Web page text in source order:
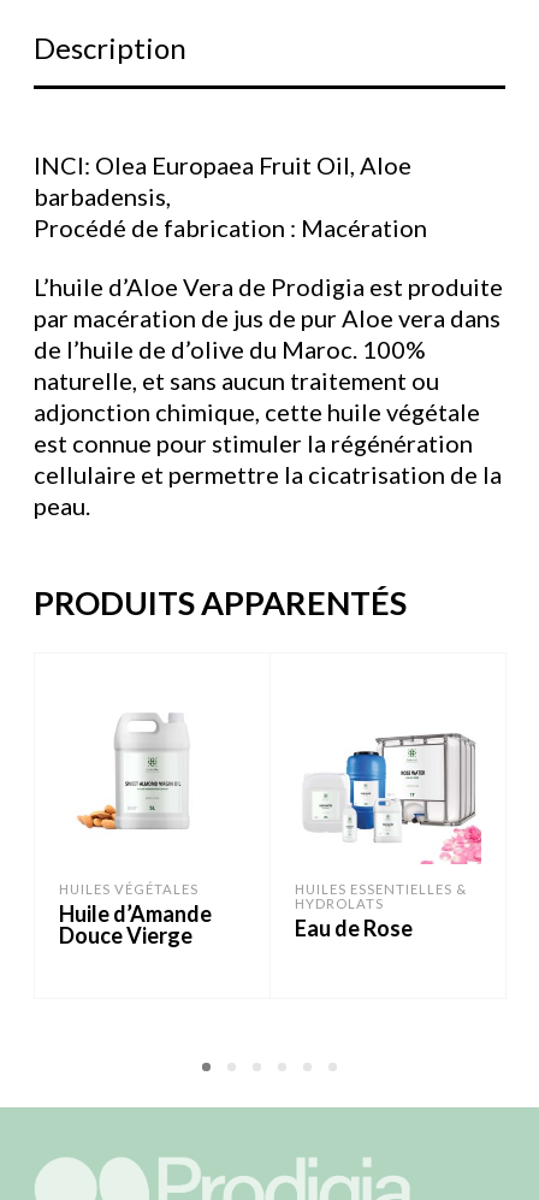
Description
INCI: Olea Europaea Fruit Oil, Aloe
barbadensis,
Procédé de fabrication : Macération
L’huile d’Aloe Vera de Prodigia est produite
par macération de jus de pur Aloe vera dans
de l’huile de d’olive du Maroc. 100%
naturelle, et sans aucun traitement ou
adjonction chimique, cette huile végétale
est connue pour stimuler la régénération
cellulaire et permettre la cicatrisation de la
peau.
PRODUITS APPARENTÉS
HUILES VÉGÉTALES
Huile d’Amande
Douce Vierge
HUILES ESSENTIELLES &
HYDROLATS
Eau de Rose